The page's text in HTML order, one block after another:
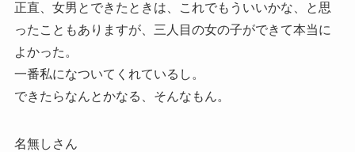
正直、女男とできたときは、これでもういいかな、と思
ったこともありますが、三人目の女の子ができて本当に
よかった。
一番私になついてくれているし。
できたらなんとかなる、そんなもん。
名無しさん